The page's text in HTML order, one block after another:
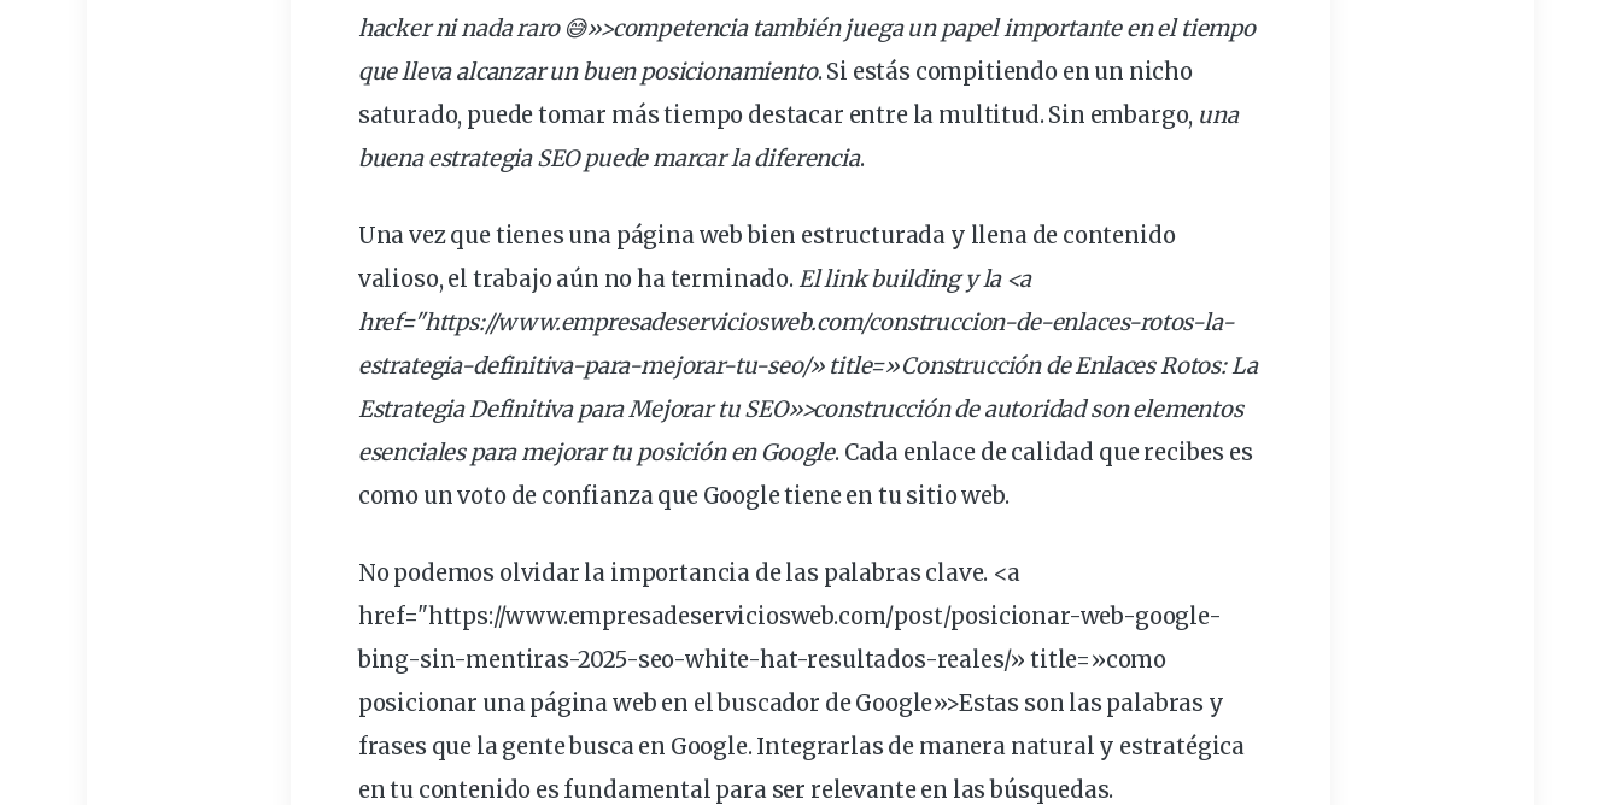
hacker ni nada raro 😅»>competencia también juega un papel importante en el tiempo
que lleva alcanzar un buen posicionamiento. Si estás compitiendo en un nicho
saturado, puede tomar más tiempo destacar entre la multitud. Sin embargo, una
buena estrategia SEOpuede marcar la diferencia.
Una vez que tienes una página web bien estructurada y llena de contenido
valioso, el trabajo aún no ha terminado. El link building y la <a
href="https://www.empresadeserviciosweb.com/construccion-de-enlaces-rotos-la-
estrategia-definitiva-para-mejorar-tu-seo/» title=»Construcción de Enlaces Rotos: La
Estrategia Definitiva para Mejorar tu SEO»>construcción de autoridad son elementos
esencialespara mejorar tu posiciónen Google. Cada enlace de calidad que recibes es
como un voto de confianza que Google tiene en tusitioweb.
No podemos olvidar la importancia de las palabras clave. <a
href="https://www.empresadeserviciosweb.com/post/posicionar-web-google-
bing-sin-mentiras-2025-seo-white-hat-resultados-reales/» title=»como
posicionar una página web en el buscador de Google»>Estas son las palabras y
frases que la gente busca en Google. Integrarlas de manera natural y estratégica
en tu contenido es fundamental para ser relevante en las búsquedas.